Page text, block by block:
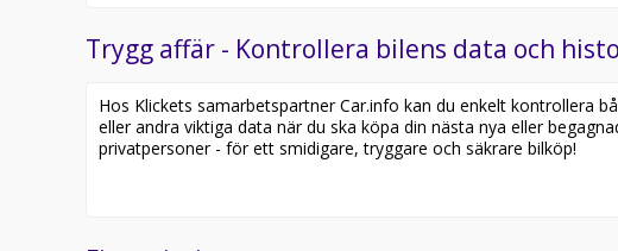
Trygg affär - Kontrollera bilens data och
Hos Klickets samarbetspartner Car.info kan du enkelt kontrollera
eller andra viktiga data när du ska köpa din nästa nya eller
privatpersoner - för ett smidigare, tryggare och säkrare bilköp!